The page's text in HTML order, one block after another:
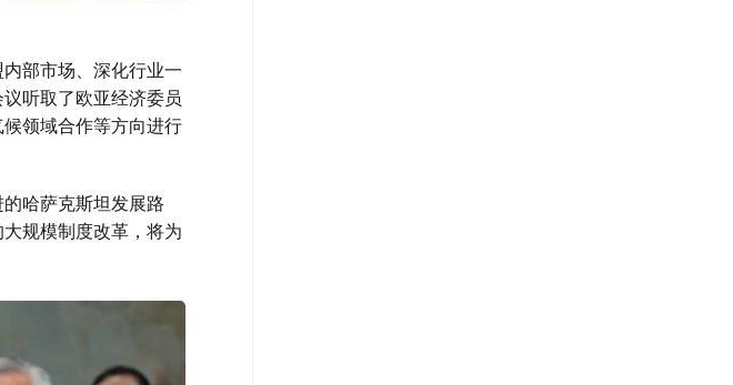
部市场、深化行业一
听取了欧亚经济委员
领域合作等方向进行
哈萨克斯坦发展路
规模制度改革，将为